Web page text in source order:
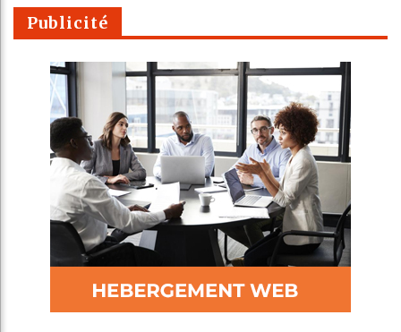
Publicité